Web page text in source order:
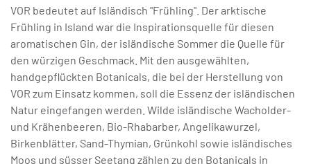
VOR bedeutet auf Isländisch "Frühling". Der arktische
Frühling in Island war die Inspirationsquelle für diesen
aromatischen Gin, der isländische Sommer die Quelle für
den würzigen Geschmack. Mit den ausgewählten,
handgepflückten Botanicals, die bei der Herstellung von
VOR zum Einsatz kommen, soll die Essenz der isländischen
Natur eingefangen werden. Wilde isländische Wacholder-
und Krähenbeeren, Bio-Rhabarber, Angelikawurzel,
Birkenblätter, Sand-Thymian, Grünkohl sowie isländisches
Moos und süsser Seetang zählen zu den Botanicals in